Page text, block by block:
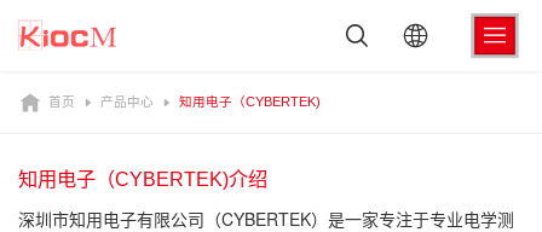
首页 产品中心 知用电子（CYBERTEK)
知用电子（CYBERTEK)介绍
深圳市知用电子有限公司（CYBERTEK）是一家专注于专业电学测